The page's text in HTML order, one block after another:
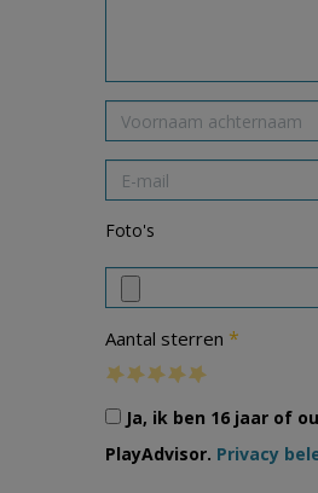
Foto's
Aantal sterren *
Ja, ik ben 16 jaar of
PlayAdvisor. Privacy